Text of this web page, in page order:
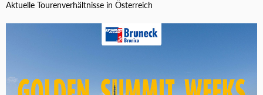
Aktuelle Tourenverhältnisse in Österreich